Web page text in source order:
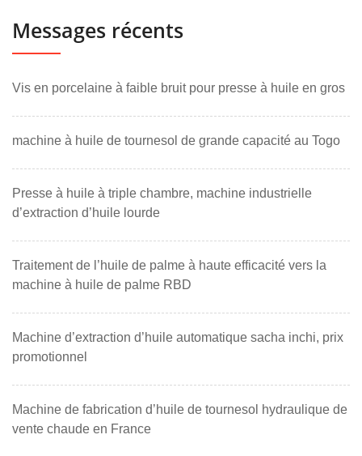
Messages récents
Vis en porcelaine à faible bruit pour presse à huile en gros
machine à huile de tournesol de grande capacité au Togo
Presse à huile à triple chambre, machine industrielle
d’extraction d’huile lourde
Traitement de l’huile de palme à haute efficacité vers la
machine à huile de palme RBD
Machine d’extraction d’huile automatique sacha inchi, prix
promotionnel
Machine de fabrication d’huile de tournesol hydraulique de
vente chaude en France